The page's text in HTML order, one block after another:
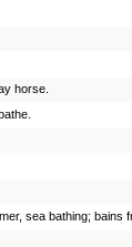
horse.
sea bathing; bains